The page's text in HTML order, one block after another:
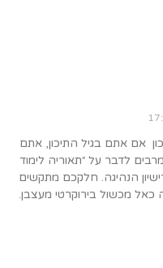
אם אתם בגיל התיכון, אתם
לדבר על ״תאוריה לימוד
הנהיגה. חלקכם מתקשים
כאל מכשול בירוקרטי מעצבן.